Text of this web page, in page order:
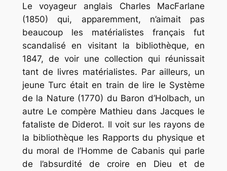
Le voyageur anglais Charles MacFarlane
(1850) qui, apparemment, n’aimait pas
beaucoup les matérialistes français fut
scandalisé en visitant la bibliothèque, en
1847, de voir une collection qui réunissait
tant de livres matérialistes. Par ailleurs, un
jeune Turc était en train de lire le Système
de la Nature (1770) du Baron d’Holbach, un
autre Le compère MathieudansJacques le
fatalistede Diderot. Il voit sur les rayons de
la bibliothèque les Rapports du physique et
du moral de l’Homme de Cabanis qui parle
de l’absurdité de croire en Dieu et de